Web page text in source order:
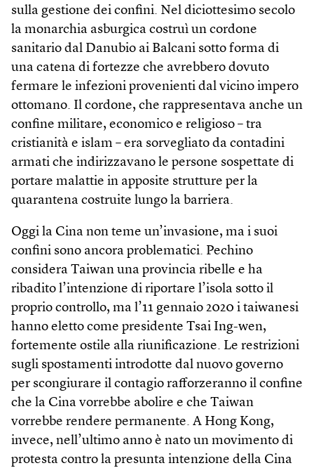
sulla gestione dei confini. Nel diciottesimo secolo
la monarchia asburgica costruì un cordone
sanitario dal Danubio ai Balcani sotto forma di
una catena di fortezze che avrebbero dovuto
fermare le infezioni provenienti dal vicino impero
ottomano. Il cordone, che rappresentava anche un
confine militare, economico e religioso – tra
cristianità e islam – era sorvegliato da contadini
armati che indirizzavano le persone sospettate di
portare malattie in apposite strutture per la
quarantena costruite lungo la barriera.
Oggi la Cina non teme un’invasione, ma i suoi
confini sono ancora problematici. Pechino
considera Taiwan una provincia ribelle e ha
ribadito l’intenzione di riportare l’isola sotto il
proprio controllo, ma l’11 gennaio 2020 i taiwanesi
hanno eletto come presidente Tsai Ing-wen,
fortemente ostile alla riunificazione. Le restrizioni
sugli spostamenti introdotte dal nuovo governo
per scongiurare il contagio rafforzeranno il confine
che la Cina vorrebbe abolire e che Taiwan
vorrebbe rendere permanente. A Hong Kong,
invece, nell’ultimo anno è nato un movimento di
protesta contro la presunta intenzione della Cina